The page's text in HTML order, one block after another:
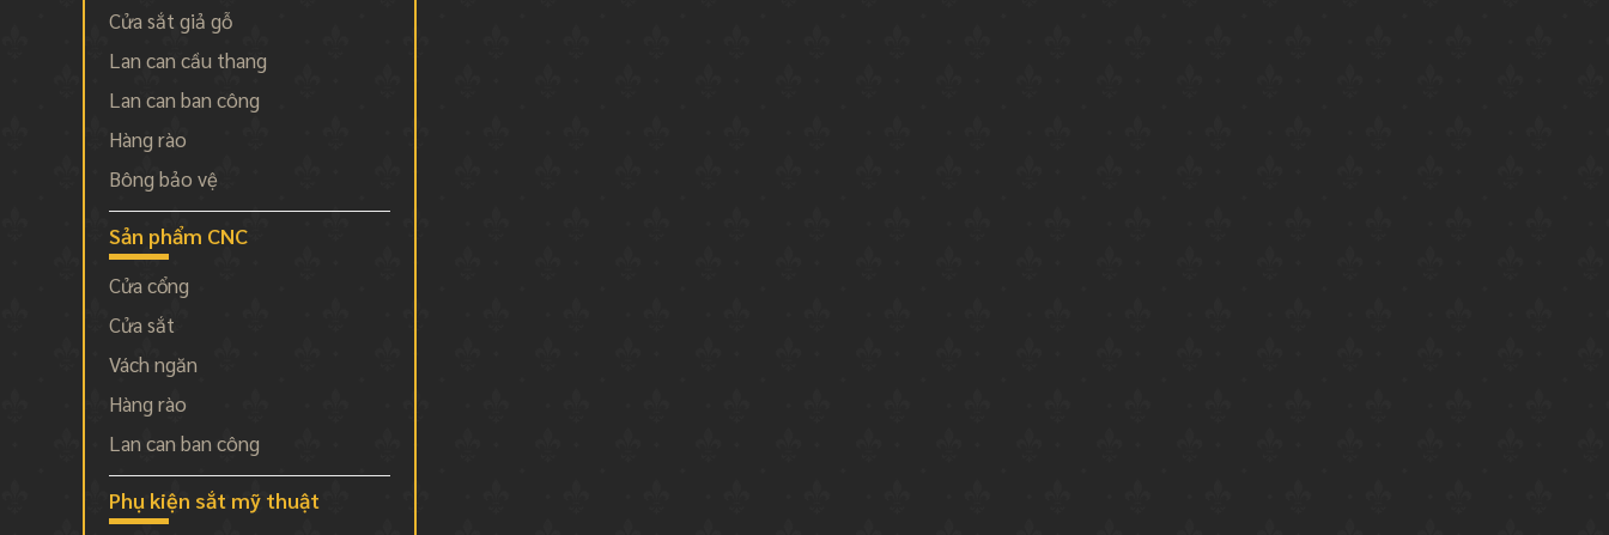
Cửa sắt giả gỗ
Lan can cầu thang
Lan can ban công
Hàng rào
Bông bảo vệ
Sản phẩm CNC
Cửa cổng
Cửa sắt
Vách ngăn
Hàng rào
Lan can ban công
Phụ kiện sắt mỹ thuật